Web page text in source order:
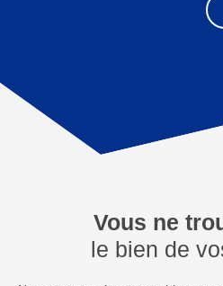
Vous ne
le bien de